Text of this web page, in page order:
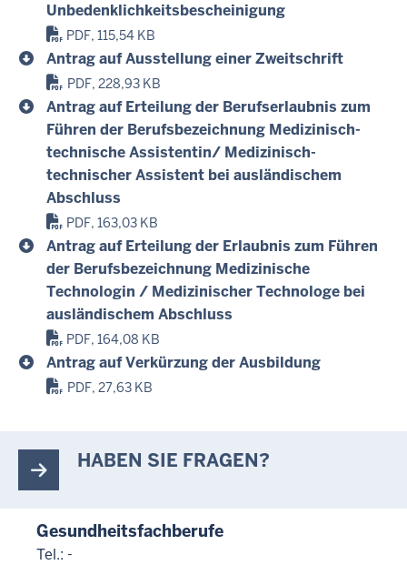
Unbedenklichkeitsbescheinigung
PDF, 115,54 KB
Antrag auf Ausstellung einer Zweitschrift
PDF, 228,93 KB
Antrag auf Erteilung der Berufserlaubnis zum
Führen der Berufsbezeichnung Medizinisch-
technische Assistentin/ Medizinisch-
technischer Assistent bei ausländischem
Abschluss
PDF, 163,03 KB
Antrag auf Erteilung der Erlaubnis zum Führen
der Berufsbezeichnung Medizinische
Technologin / Medizinischer Technologe bei
ausländischem Abschluss
PDF, 164,08 KB
Antrag auf Verkürzung der Ausbildung
PDF, 27,63 KB
HABEN SIE FRAGEN?
Gesundheitsfachberufe
Tel.: -